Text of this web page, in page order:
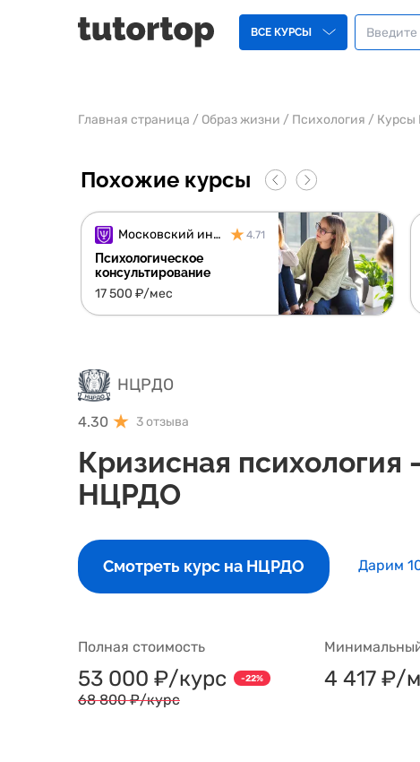
ВСЕ КУРСЫ
Главная страница / Образ жизни / Психология /
Похожие курсы
Московский институт психологии 4.71
Психологическое
консультирование
17 500 ₽/мес
НЦРДО
4.30 3 отзыва
Кризисная
НЦРДО
Смотреть курс на НЦРДО Дарим
Полная стоимость
68 800 ₽/курс
53 000 ₽/курс -22% 4 417 ₽/